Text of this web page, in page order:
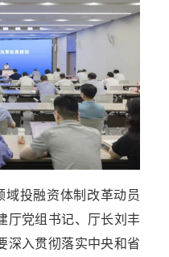
投融资体制改革动员
厅党组书记、厅长刘丰
深入贯彻落实中央和省